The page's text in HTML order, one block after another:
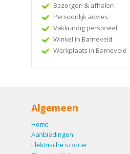
Bezorgen & afhalen
Persoonlijk advies
Vakkundig personeel
Winkel in Barneveld
Werkplaats in Barneveld
Algemeen
Home
Aanbiedingen
Elektrische scooter